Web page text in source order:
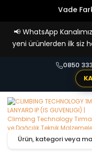
Vade
📢 WhatsApp
yeni ürünlerden ilk siz
0850